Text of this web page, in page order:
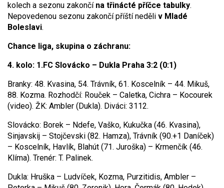
kolech a sezonu zakončí na třinácté příčce tabulky.
Nepovedenou sezonu zakončí příští neděli v Mladé
Boleslavi.
Chance liga, skupina o záchranu:
4. kolo: 1.FC Slovácko – Dukla Praha 3:2 (0:1)
Branky: 48. Kvasina, 54. Trávník, 61. Koscelník – 44. Mikuš,
88. Kozma. Rozhodčí: Rouček – Caletka, Cichra – Kocourek
(video). ŽK: Ambler (Dukla). Diváci: 3112.
Slovácko: Borek – Ndefe, Vaško, Kukučka (46. Kvasina),
Sinjavskij – Stojčevski (82. Hamza), Trávník (90.+1 Daníček)
– Koscelník, Havlík, Blahút (71. Juroška) – Krmenčík (46.
Klíma). Trenér: T. Palinek.
Dukla: Hruška – Ludvíček, Kozma, Purzitidis, Ambler –